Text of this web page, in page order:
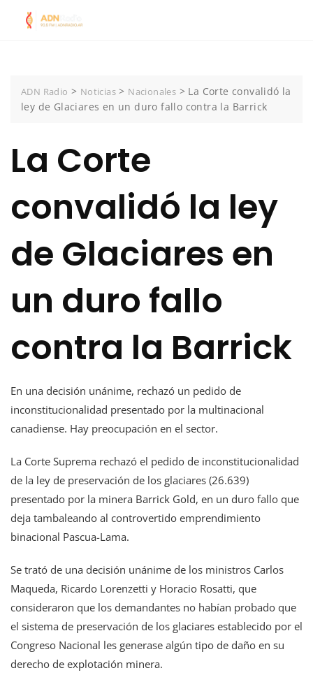
ADN Radio > Noticias > Nacionales > La Corte convalidó la
ley de Glaciares en un duro fallo contra la Barrick
La Corte
convalidó la ley
de Glaciares en
un duro fallo
contra la Barrick
En una decisión unánime, rechazó un pedido de
inconstitucionalidad presentado por la multinacional
canadiense. Hay preocupación en el sector.
La Corte Suprema rechazó el pedido de inconstitucionalidad
de la ley de preservación de los glaciares (26.639)
presentado por la minera Barrick Gold, en un duro fallo que
deja tambaleando al controvertido emprendimiento
binacional Pascua-Lama.
Se trató de una decisión unánime de los ministros Carlos
Maqueda, Ricardo Lorenzetti y Horacio Rosatti, que
consideraron que los demandantes no habían probado que
el sistema de preservación de los glaciares establecido por el
Congreso Nacional les generase algún tipo de daño en su
derecho de explotación minera.